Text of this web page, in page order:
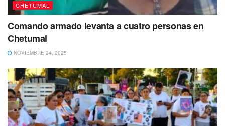
CHETUMAL
Comando armado levanta a cuatro personas en
Chetumal
NOVIEMBRE 24, 2025